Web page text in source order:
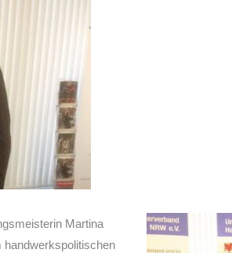
Martina
handwerkspolitischen